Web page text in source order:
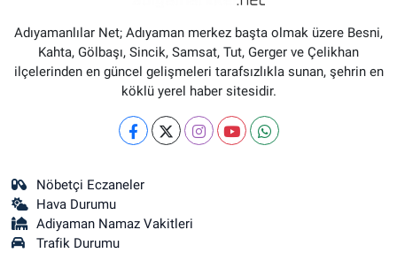
Adıyamanlılar Net; Adıyaman merkez başta olmak üzere Besni,
Kahta, Gölbaşı, Sincik, Samsat, Tut, Gerger ve Çelikhan
ilçelerinden en güncel gelişmeleri tarafsızlıkla sunan, şehrin en
köklü yerel haber sitesidir.
Nöbetçi Eczaneler
Hava Durumu
Adiyaman Namaz Vakitleri
Trafik Durumu